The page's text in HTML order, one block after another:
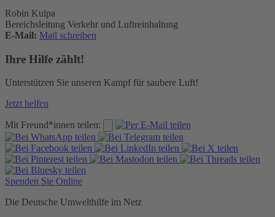
Robin Kulpa
Bereichsleitung Verkehr und Luftreinhaltung
E-Mail: Mail schreiben
Ihre Hilfe zählt!
Unterstützen Sie unseren Kampf für saubere Luft!
Jetzt helfen
Mit Freund*innen teilen:
Spenden Sie Online
Die Deutsche Umwelthilfe im Netz